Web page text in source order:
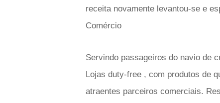
receita novamente levantou-se e
Comércio
Servindo passageiros do navio de
Lojas duty-free , com produtos de
atraentes parceiros comerciais.